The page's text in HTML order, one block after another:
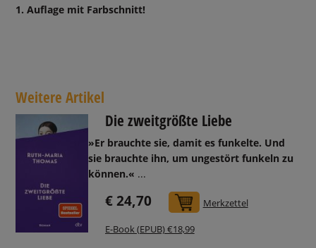
1. Auflage mit Farbschnitt!
Weitere Artikel
Die zweitgrößte Liebe
»Er brauchte sie, damit es funkelte. Und
sie brauchte ihn, um ungestört funkeln zu
können.« ...
€ 24,70 In den Warenkorb
Merkzettel
E-Book (EPUB) €18,99